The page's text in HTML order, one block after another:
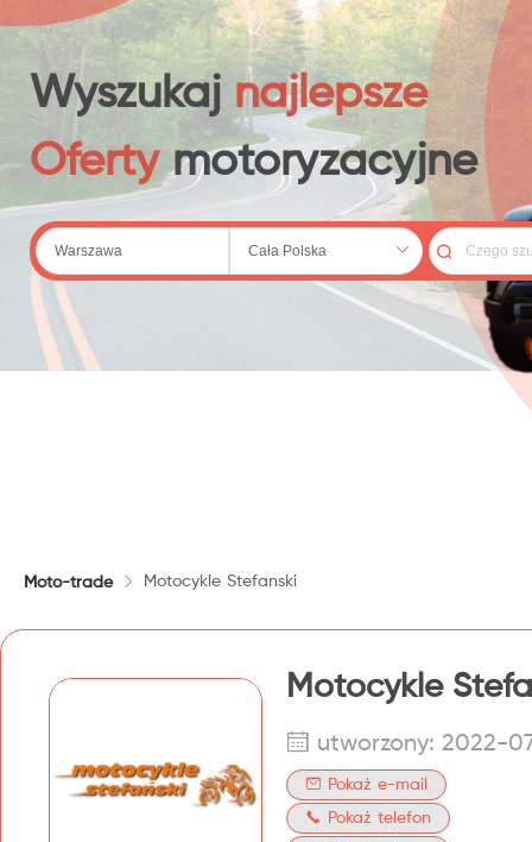
Wyszukaj najlepsze
Ofertymotoryzacyjne
Moto-trade Motocykle Stefanski
Motocykle
utworzony: 2022-
Pokaż e-mail
Pokaż telefon